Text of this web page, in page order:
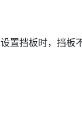
挡板时，挡板